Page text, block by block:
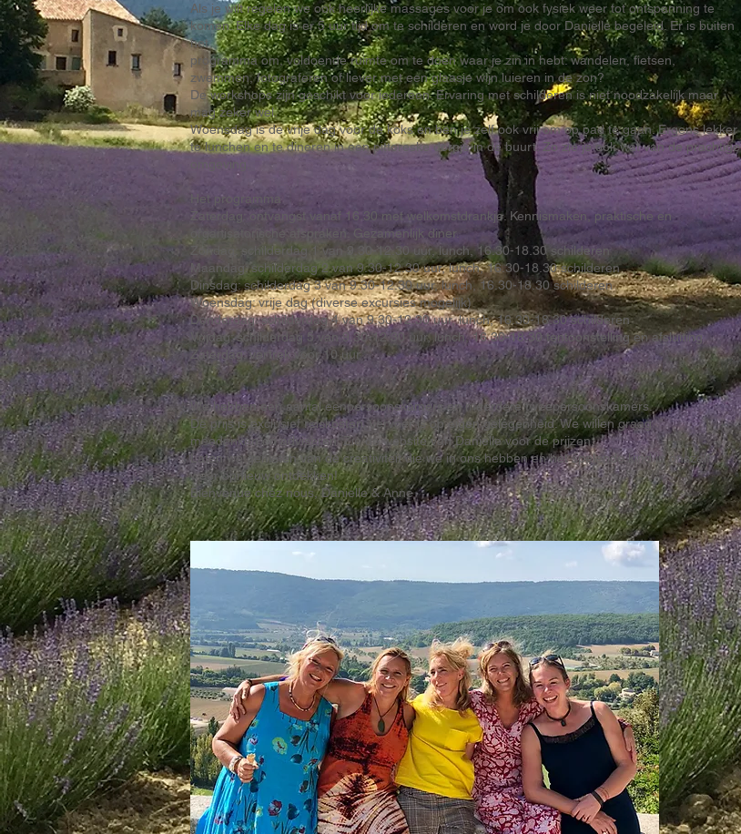
Als je wilt regelen we ook heerlijke massages voor je om ook fysiek weer tot ontspanning te
komen. Elke dag is er 5 uur tijd om te schilderen en word je door Danielle begeleid. Er is buiten
het
programma om, voldoende ruimte om te doen waar je zin in hebt: wandelen, fietsen,
zwemmen, fotograferen of liever met een glaasje wijn luieren in de zon?
De workshops zijn geschikt voor iedereen. Ervaring met schilderen is niet noodzakelijk maar
mag zeker wel.
Woensdag is de vrije dag voor de koks en ben je zelf ook vrij om op pad te gaan. Ergens lekker
te lunchen en te dineren in een pittoreske dorpje in de buurt. Zo zie je ook wat van de prachtige
Het programma
Zaterdag: ontvangst vanaf 16.30 met welkomstdrankje. Kennismaken, praktische en
organisatorische afspraken. Gezamenlijk diner.
Zondag: schilderdag 1 van 9.30-12.30 uur, lunch, 16.30-18.30 schilderen
Maandag: schilderdag 2 van 9.30-12.30 uur, lunch, 16.30-18.30 schilderen
Dinsdag: schilderdag 3 van 9.30-12.30 uur, lunch, 16.30-18.30 schilderen
Woensdag: vrije dag (diverse excursies mogelijk)
Donderdag: schilderdag 4 van 9.30-12.30 uur, lunch, 16.30-18.30 schilderen
Vrijdag: schilderdag 5 van 9.30-12.30 uur, lunch, 16.30-18.30 tentoonstelling en afsluiting
Zaterdag: vertrek voor 10 uur
We hebben een aantal eenpersoonskamers en meerdere tweepersoonskamers.
De prijs is exclusief reiskosten. vervoer is op eigen gelegenheid. We willen graag
meedenken en adviseren. Zie de website van Danielle voor de prijzen.
Laten we genieten van de creativiteit die we in ons hebben en het spelende kind in onszelf
weer opnieuw ontdekken!
Bienvenue chez nous, Danielle & Anne